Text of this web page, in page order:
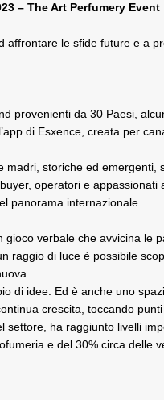
– The Art Perfumery Event
affrontare le sfide future e a
provenienti da 30 Paesi,
di Esxence, creata per
storiche ed
operatori e
panorama internazionale.
gioco verbale che avvicina le
di luce è possibile
di idee. Ed è anche uno
crescita, toccando
ha raggiunto livelli
e del 30% circa delle